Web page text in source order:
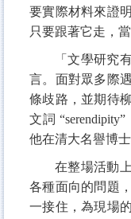
要實際材料來證
只要跟著它走，
「文學研究
言。面對眾多際
條歧路，並期待
文詞 “serendipity”
他在清大名譽博
在整場活動
各種面向的問題
一接住，為現場